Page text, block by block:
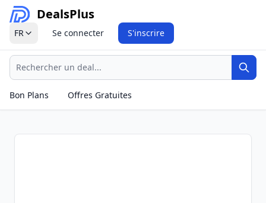
DealsPlus
FR Se connecter S'inscrire
Recherche
Bon Plans
Offres Gratuites